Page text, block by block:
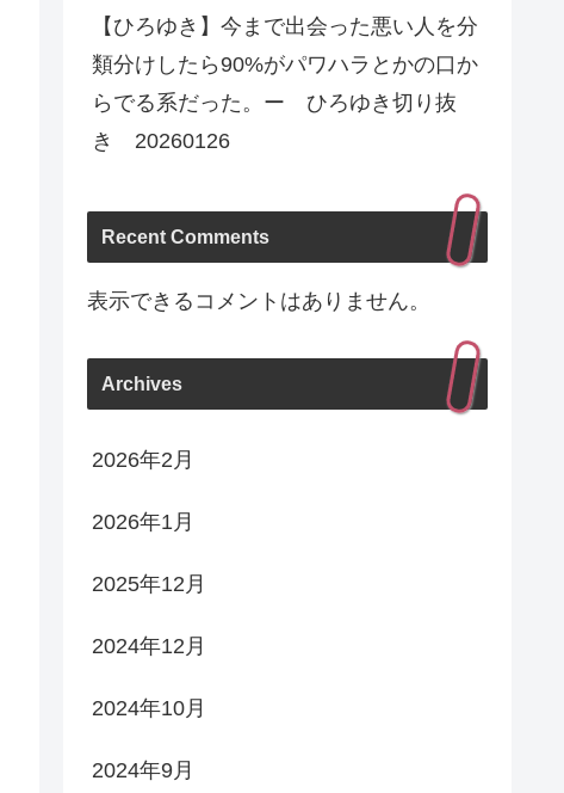
【ひろゆき】今まで出会った悪い人を分
類分けしたら90%がパワハラとかの口か
らでる系だった。ー ひろゆき切り抜
き 20260126
Recent Comments
表示できるコメントはありません。
Archives
2026年2月
2026年1月
2025年12月
2024年12月
2024年10月
2024年9月